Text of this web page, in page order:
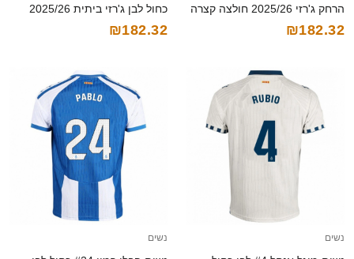
הרחק ג'רזי 2025/26 חולצה קצרה
₪182.32
כחול לבן ג'רזי ביתית 2025/26
חולצה קצרה
₪182.32
נשים נשים